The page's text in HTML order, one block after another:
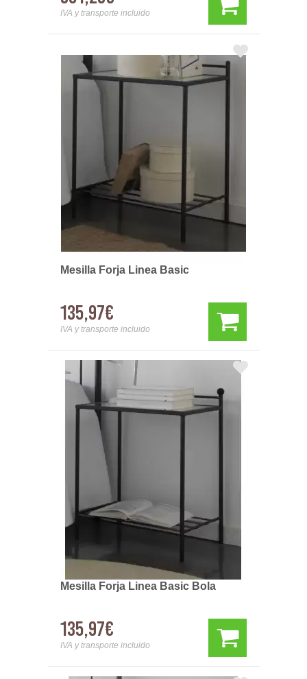
IVA y transporte incluido
Mesilla Forja Linea Basic
135,97€
IVA y transporte incluido
Mesilla Forja Linea Basic Bola
135,97€
IVA y transporte incluido